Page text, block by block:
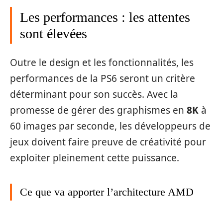
Les performances : les attentes
sont élevées
Outre le design et les fonctionnalités, les
performances de la PS6 seront un critère
déterminant pour son succès. Avec la
promesse de gérer des graphismes en 8K à
60 images par seconde, les développeurs de
jeux doivent faire preuve de créativité pour
exploiter pleinement cette puissance.
Ce que va apporter l’architecture AMD